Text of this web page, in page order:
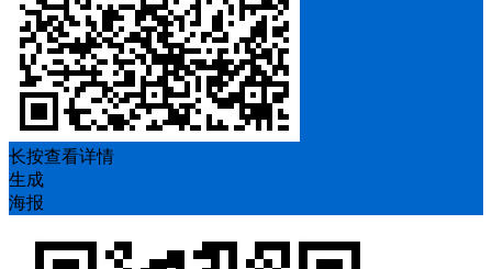
长按查看详情
生成
海报